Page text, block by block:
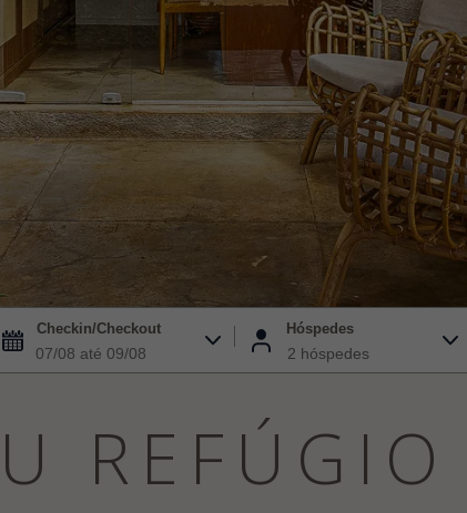
Checkin/Checkout Hóspedes
2 hóspedes
REFÚGIO